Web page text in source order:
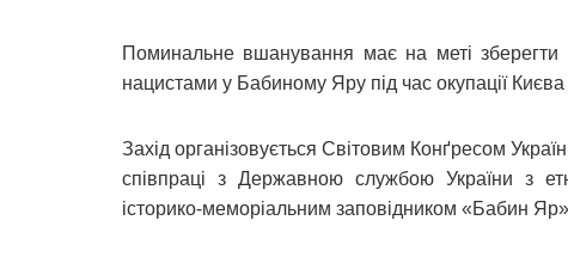
Поминальне вшанування має на меті зберегти
нацистами у Бабиному Яру під час окупації Києва
Захід організовується Світовим Конґресом
співпраці з Державною службою України з
історико-меморіальним заповідником «Бабин